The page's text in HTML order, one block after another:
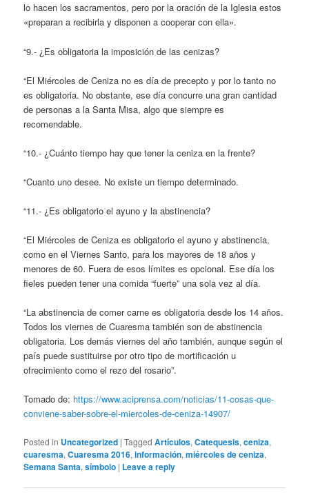
lo hacen los sacramentos, pero por la oración de la Iglesia estos
«preparan a recibirla y disponen a cooperar con ella».
“9.- ¿Es obligatoria la imposición de las cenizas?
“El Miércoles de Ceniza no es día de precepto y por lo tanto no
es obligatoria. No obstante, ese día concurre una gran cantidad
de personas a la Santa Misa, algo que siempre es
recomendable.
“10.- ¿Cuánto tiempo hay que tener la ceniza en la frente?
“Cuanto uno desee. No existe un tiempo determinado.
“11.- ¿Es obligatorio el ayuno y la abstinencia?
“El Miércoles de Ceniza es obligatorio el ayuno y abstinencia,
como en el Viernes Santo, para los mayores de 18 años y
menores de 60. Fuera de esos límites es opcional. Ese día los
fieles pueden tener una comida “fuerte” una sola vez al día.
“La abstinencia de comer carne es obligatoria desde los 14 años.
Todos los viernes de Cuaresma también son de abstinencia
obligatoria. Los demás viernes del año también, aunque según el
país puede sustituirse por otro tipo de mortificación u
ofrecimiento como el rezo del rosario”.
Tomado de: https://www.aciprensa.com/noticias/11-cosas-que-
conviene-saber-sobre-el-miercoles-de-ceniza-14907/
Posted in Uncategorized |Tagged Artículos,Catequesis,ceniza,
cuaresma,Cuaresma 2016,información,miércoles de ceniza,
Semana Santa,símbolo | Leave a reply